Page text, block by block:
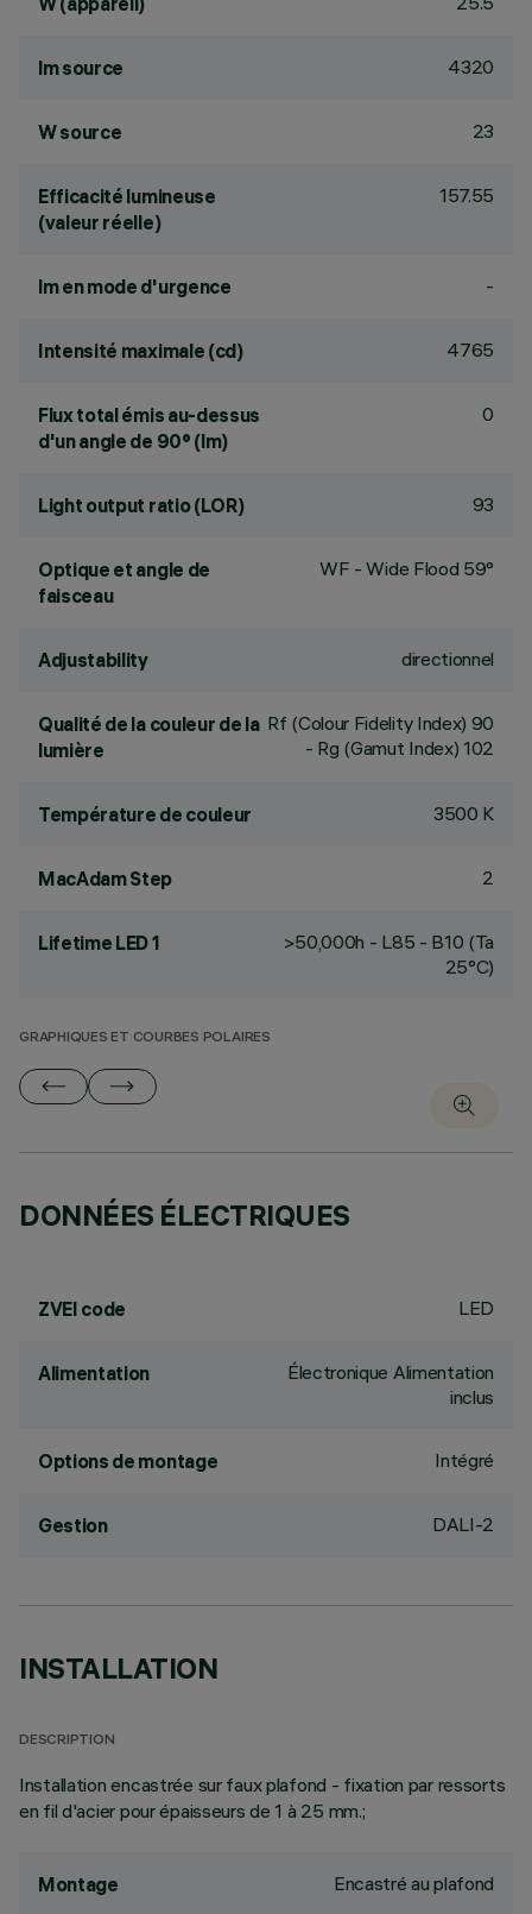
lm source 4320
W source 23
Efficacité lumineuse
(valeur réelle)
157.55
lm en mode d'urgence -
Intensité maximale (cd) 4765
Flux total émis au-dessus
d'un angle de 90° (lm)
0
Light output ratio (LOR) 93
Optique et angle de
faisceau
WF - Wide Flood 59°
Adjustability directionnel
Qualité de la couleur de la
lumière
Rf (Colour Fidelity Index) 90
- Rg (Gamut Index) 102
Température de couleur 3500 K
MacAdam Step 2
Lifetime LED 1
>50,000h - L85 - B10 (Ta
25°C)
GRAPHIQUES ET COURBES POLAIRES
DONNÉES ÉLECTRIQUES
ZVEI code LED
Alimentation
Électronique Alimentation
inclus
Options de montage Intégré
Gestion DALI-2
INSTALLATION
DESCRIPTION
Installation encastrée sur faux plafond - fixation par ressorts
en fil d'acier pour épaisseurs de 1 à 25 mm.;
Montage Encastré au plafond